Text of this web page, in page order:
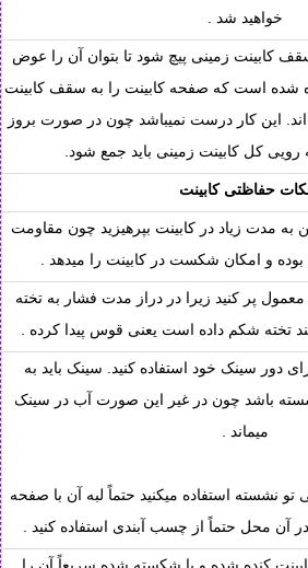
خواهید شد .
سقف کابینت زمینی پیچ شود تا بتوان آن را عوض
شده است که صفحه کابینت را به سقف کابینت
این کار درست نمیباشد چون در صورت بروز
کل کابینت زمینی باید جمع شود.
حفاظتی کابینت
به مدت زیاد در کابینت بپرهیزید چون مقاومت
بوده و امکان شکست در کابینت را میدهد .
معمول پر کنید زیرا در دراز مدت فشار به تخته
تخته شکم داده است یعنی قوس پیدا کرده .
دور سینک خود استفاده کنید. سینک باید به
باشد چون در غیر این صورت آب در سینک
میماند .
تو نشسته استفاده میکنید حتماً لبه آن با صفحه
آن محل حتماً از چسب آبندی استفاده کنید .
کابینت کنده شده و یا شکسته شده سریعاً آن را